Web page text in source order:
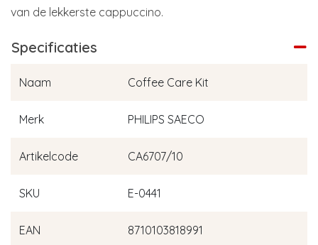
van de lekkerste cappuccino.
Specificaties
Naam Coffee Care Kit
Merk PHILIPS SAECO
Artikelcode CA6707/10
SKU E-0441
EAN 8710103818991